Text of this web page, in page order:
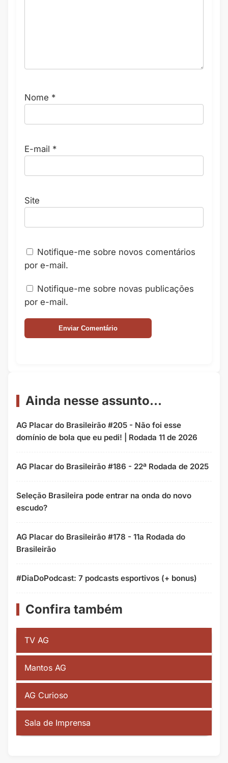
Nome *
E-mail *
Site
Notifique-me sobre novos comentários
por e-mail.
Notifique-me sobre novas publicações
por e-mail.
Ainda nesse assunto...
AG Placar do Brasileirão #205 - Não foi esse
domínio de bola que eu pedi! | Rodada 11 de 2026
AG Placar do Brasileirão #186 - 22ª Rodada de 2025
Seleção Brasileira pode entrar na onda do novo
escudo?
AG Placar do Brasileirão #178 - 11a Rodada do
Brasileirão
#DiaDoPodcast: 7 podcasts esportivos (+ bonus)
Confira também
TV AG
Mantos AG
AG Curioso
Sala de Imprensa